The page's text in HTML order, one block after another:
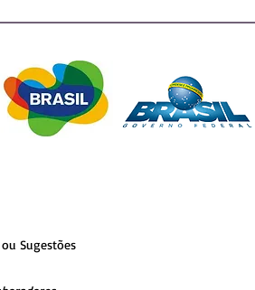
ou Sugestões